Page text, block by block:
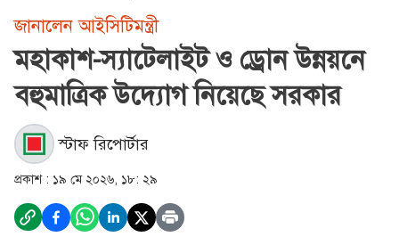
জানালেন আইসিটিমন্ত্রী
মহাকাশ-স্যাটেলাইট ও ড্রোন উন্নয়নে
বহুমাত্রিক উদ্যোগ নিয়েছে সরকার
স্টাফ রিপোর্টার
প্রকাশ : ১৯ মে ২০২৬, ১৮: ২৯